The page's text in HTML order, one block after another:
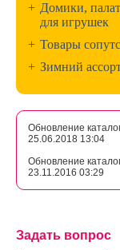
+ Домики,
для игрушек
+ Товары
+ Зимний
Обновление
25.06.2018 13:04
Обновление
23.11.2016 03:29
Задать вопрос